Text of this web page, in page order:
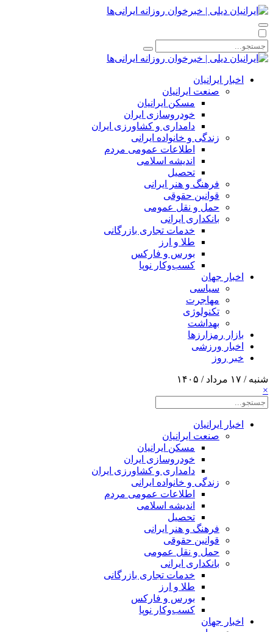
اخبار ایرانیان
صنعت ایرانیان
مسکن ایرانیان
خودروسازی ایران
دامداری و کشاورزی ایران
زندگی و خانواده ایرانی
اطلاعات عمومی مردم
اندیشه اسلامی
تحصیل
فرهنگ و هنر ایرانی
قوانین حقوقی
حمل و نقل عمومی
بانکداری ایرانی
خدمات تجاری بازرگانی
طلا و ارز
بورس و فارکس
کسب‌وکار نوپا
اخبار جهان
سیاسی
مهاجرت
تکنولوژی
بهداشت
بازار رمزارزها
اخبار ورزشی
خبر روز
شنبه / ۱۷ مرداد / ۱۴۰۵
×
اخبار ایرانیان
صنعت ایرانیان
مسکن ایرانیان
خودروسازی ایران
دامداری و کشاورزی ایران
زندگی و خانواده ایرانی
اطلاعات عمومی مردم
اندیشه اسلامی
تحصیل
فرهنگ و هنر ایرانی
قوانین حقوقی
حمل و نقل عمومی
بانکداری ایرانی
خدمات تجاری بازرگانی
طلا و ارز
بورس و فارکس
کسب‌وکار نوپا
اخبار جهان